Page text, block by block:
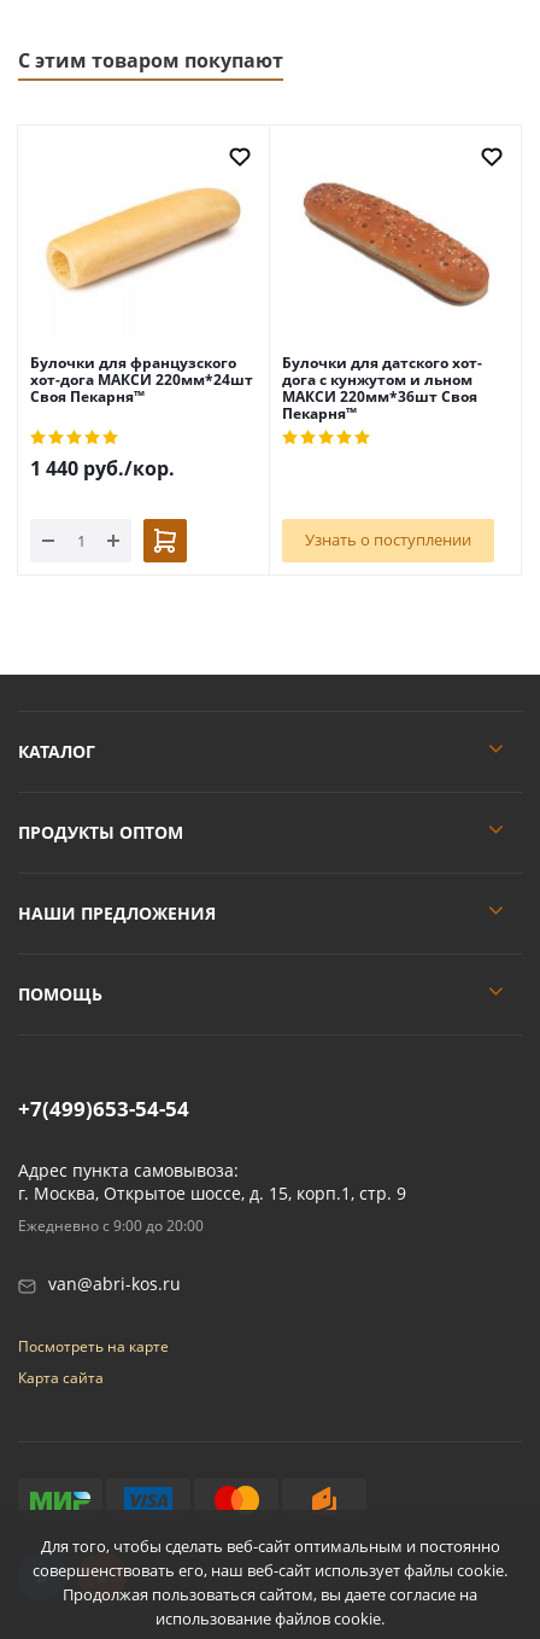
Для того, чтобы сделать веб-сайт оптимальным и постоянно
совершенствовать его, наш веб-сайт использует файлы cookie.
Продолжая пользоваться сайтом, вы даете согласие на
использование файлов cookie.
С этим товаром покупают
Булочки для французского
хот-дога МАКСИ 220мм*24шт
Своя Пекарня™
1 440 руб./кор.
Булочки для датского хот-
дога с кунжутом и льном
МАКСИ 220мм*36шт Своя
Пекарня™
Узнать о поступлении
КАТАЛОГ
ПРОДУКТЫ ОПТОМ
НАШИ ПРЕДЛОЖЕНИЯ
ПОМОЩЬ
+7(499)653-54-54
Адрес пункта самовывоза:
г. Москва, Открытое шоссе, д. 15, корп.1, стр. 9
Ежедневно с 9:00 до 20:00
van@abri-kos.ru
Посмотреть на карте
Карта сайта